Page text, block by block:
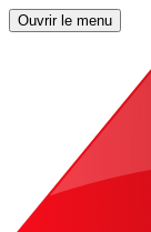
Ouvrir le menu